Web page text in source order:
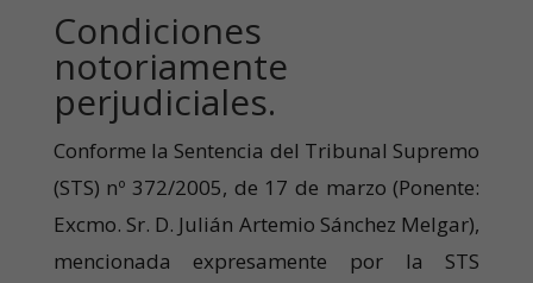
Condiciones
notoriamente
perjudiciales.
Conforme la Sentencia del Tribunal Supremo
(STS) nº 372/2005, de 17 de marzo (Ponente:
Excmo. Sr. D. Julián Artemio Sánchez Melgar),
mencionada expresamente por la STS